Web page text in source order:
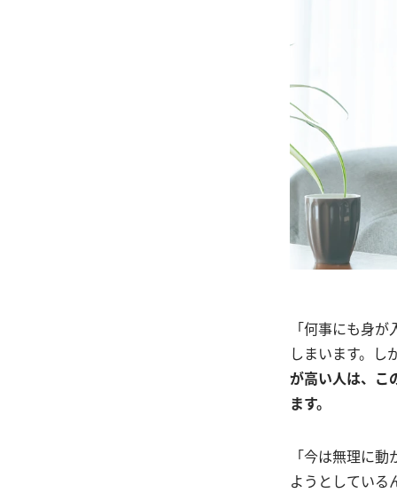
「何事にも身
しまいます。し
が高い人は、こ
ます。
「今は無理に
ようとしている